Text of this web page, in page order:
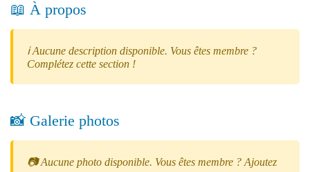
📖 À propos
ℹ️ Aucune description disponible. Vous êtes membre ?
Complétez cette section !
📸 Galerie photos
📷 Aucune photo disponible. Vous êtes membre ? Ajoutez